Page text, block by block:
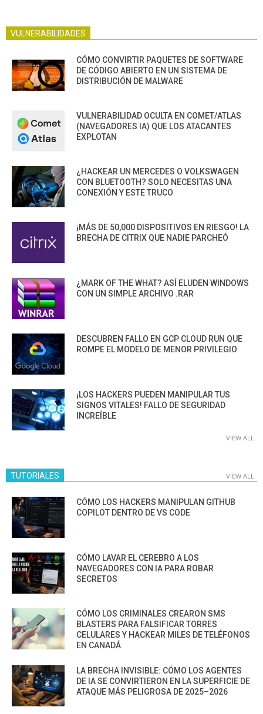
VULNERABILIDADES
CÓMO CONVIRTIR PAQUETES DE SOFTWARE
DE CÓDIGO ABIERTO EN UN SISTEMA DE
DISTRIBUCIÓN DE MALWARE
VULNERABILIDAD OCULTA EN COMET/ATLAS
(NAVEGADORES IA) QUE LOS ATACANTES
EXPLOTAN
¿HACKEAR UN MERCEDES O VOLKSWAGEN
CON BLUETOOTH? SOLO NECESITAS UNA
CONEXIÓN Y ESTE TRUCO
¡MÁS DE 50,000 DISPOSITIVOS EN RIESGO! LA
BRECHA DE CITRIX QUE NADIE PARCHEÓ
¿MARK OF THE WHAT? ASÍ ELUDEN WINDOWS
CON UN SIMPLE ARCHIVO .RAR
DESCUBREN FALLO EN GCP CLOUD RUN QUE
ROMPE EL MODELO DE MENOR PRIVILEGIO
¡LOS HACKERS PUEDEN MANIPULAR TUS
SIGNOS VITALES! FALLO DE SEGURIDAD
INCREÍBLE
VIEW ALL
TUTORIALES VIEW ALL
CÓMO LOS HACKERS MANIPULAN GITHUB
COPILOT DENTRO DE VS CODE
CÓMO LAVAR EL CEREBRO A LOS
NAVEGADORES CON IA PARA ROBAR
SECRETOS
CÓMO LOS CRIMINALES CREARON SMS
BLASTERS PARA FALSIFICAR TORRES
CELULARES Y HACKEAR MILES DE TELÉFONOS
EN CANADÁ
LA BRECHA INVISIBLE: CÓMO LOS AGENTES
DE IA SE CONVIRTIERON EN LA SUPERFICIE DE
ATAQUE MÁS PELIGROSA DE 2025–2026